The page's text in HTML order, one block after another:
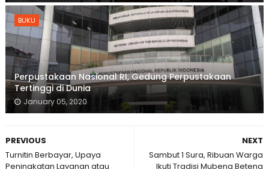
BUKU
Perpustakaan Nasional RI, Gedung Perpustakaan
Tertinggi di Dunia
January 05, 2020
NEXT
Sambut 1 Sura, Ribuan Warga
Ikuti Tradisi Mubeng Beteng
PREVIOUS
Turnitin Berbayar, Upaya
Peningkatan Layanan atau